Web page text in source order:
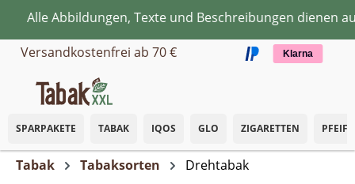
Zum Hauptinhalt springen
Alle Abbildungen, Texte und Beschreibungen dienen
Versandkostenfrei ab 70 €
Klarna
SPARPAKETE TABAK IQOS GLO ZIGARETTEN
Tabak Tabaksorten Drehtabak